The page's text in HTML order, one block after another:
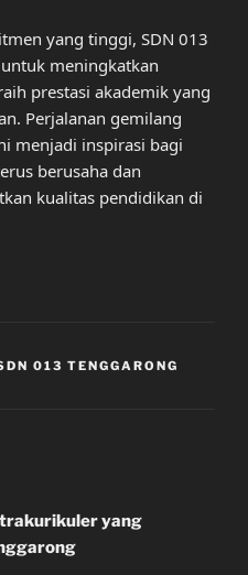
yang tinggi, SDN 013
meningkatkan
prestasi akademik yang
Perjalanan gemilang
menjadi inspirasi bagi
berusaha dan
kualitas pendidikan di
013 TENGGARONG
yang